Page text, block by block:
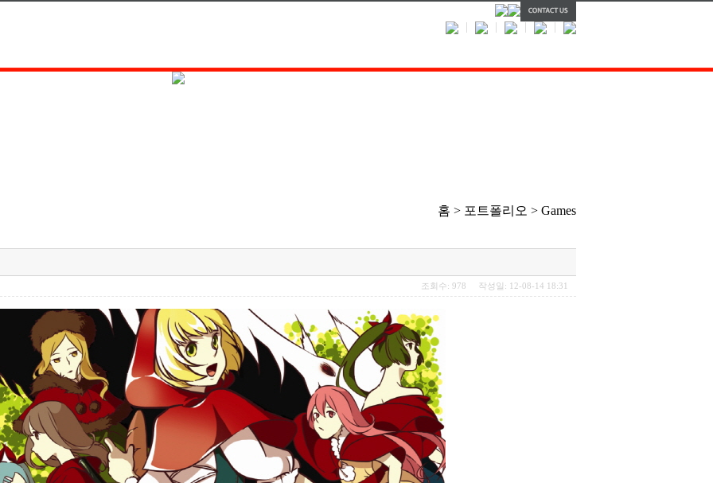
홈 > 포트폴리오 > Games
조회수: 978 작성일: 12-08-14 18:31